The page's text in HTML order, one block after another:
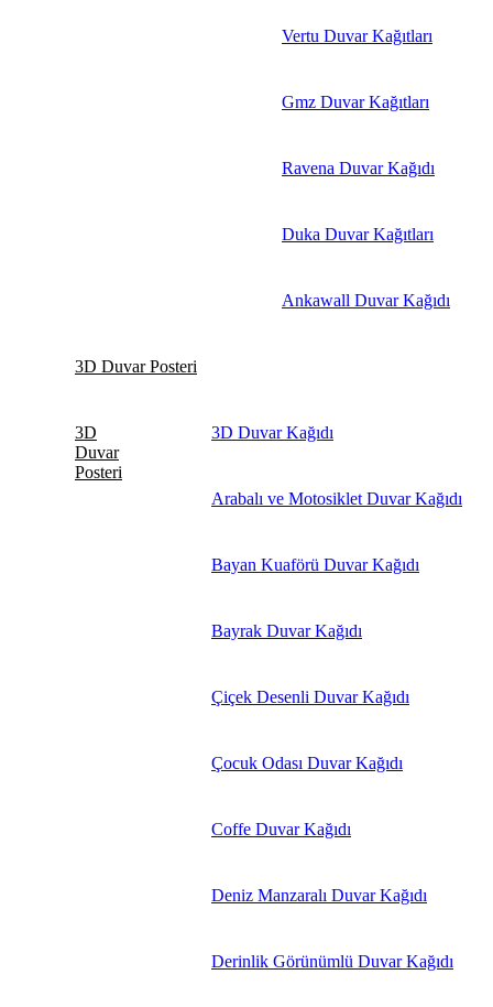
Vertu Duvar Kağıtları
Gmz Duvar Kağıtları
Ravena Duvar Kağıdı
Duka Duvar Kağıtları
Ankawall Duvar Kağıdı
3D Duvar Posteri
3D
Duvar
Posteri
3D Duvar Kağıdı
Arabalı ve Motosiklet Duvar Kağıdı
Bayan Kuaförü Duvar Kağıdı
Bayrak Duvar Kağıdı
Çiçek Desenli Duvar Kağıdı
Çocuk Odası Duvar Kağıdı
Coffe Duvar Kağıdı
Deniz Manzaralı Duvar Kağıdı
Derinlik Görünümlü Duvar Kağıdı